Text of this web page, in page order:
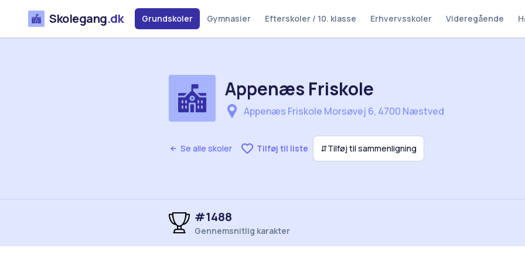
Skolegang.dk Grundskoler Gymnasier Efterskoler / 10. klasse Erhvervsskoler Videregående
Se alle skoler Tilføj til liste ⇵Tilføj til sammenligning
Appenæs Friskole
Appenæs Friskole Morsøvej 6, 4700 Næstved
#1488
Gennemsnitlig karakter